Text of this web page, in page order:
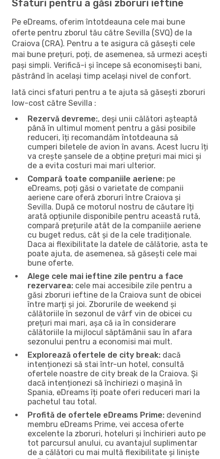
Sfaturi pentru a găsi zboruri ieftine
Pe eDreams, oferim întotdeauna cele mai bune
oferte pentru zborul tău către Sevilla (SVQ) de la
Craiova (CRA). Pentru a te asigura că găsești cele
mai bune prețuri, poți, de asemenea, să urmezi acești
pași simpli. Verifică-i și începe să economisești bani,
păstrând în același timp același nivel de confort.
Iată cinci sfaturi pentru a te ajuta să găsești zboruri
low-cost către Sevilla :
Rezervă devreme:, deși unii călători așteaptă
până în ultimul moment pentru a găsi posibile
reduceri, îți recomandăm întotdeauna să
cumperi biletele de avion în avans. Acest lucru îți
va crește șansele de a obține prețuri mai mici și
de a evita costuri mai mari ulterior.
Compară toate companiile aeriene: pe
eDreams, poți găsi o varietate de companii
aeriene care oferă zboruri între Craiova și
Sevilla. După ce motorul nostru de căutare îți
arată opțiunile disponibile pentru această rută,
compară prețurile atât de la companiile aeriene
cu buget redus, cât și de la cele tradiționale.
Daca ai flexibilitate la datele de călătorie, asta te
poate ajuta, de asemenea, să găsești cele mai
bune oferte.
Alege cele mai ieftine zile pentru a face
rezervarea: cele mai accesibile zile pentru a
găsi zboruri ieftine de la Craiova sunt de obicei
între marți și joi. Zborurile de weekend și
călătoriile în sezonul de vârf vin de obicei cu
prețuri mai mari, așa că ia în considerare
călătoriile la mijlocul săptămânii sau în afara
sezonului pentru a economisi mai mult.
Explorează ofertele de city break: dacă
intenționezi să stai într-un hotel, consultă
ofertele noastre de city break de la Craiova. Și
dacă intenționezi să închiriezi o mașină în
Spania, eDreams îți poate oferi reduceri mari la
pachetul tau total.
Profită de ofertele eDreams Prime: devenind
membru eDreams Prime, vei accesa oferte
excelente la zboruri, hoteluri și închirieri auto pe
tot parcursul anului, cu avantajul suplimentar
de a călători cu mai multă flexibilitate și liniște